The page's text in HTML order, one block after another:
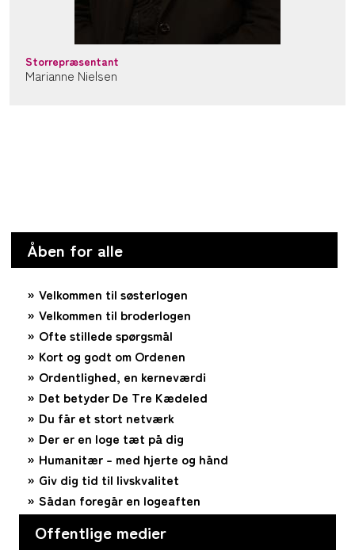
Storrepræsentant
Marianne Nielsen
Åben for alle
Velkommen til søsterlogen
Velkommen til broderlogen
Ofte stillede spørgsmål
Kort og godt om Ordenen
Ordentlighed, en kerneværdi
Det betyder De Tre Kædeled
Du får et stort netværk
Der er en loge tæt på dig
Humanitær – med hjerte og hånd
Giv dig tid til livskvalitet
Sådan foregår en logeaften
Offentlige medier